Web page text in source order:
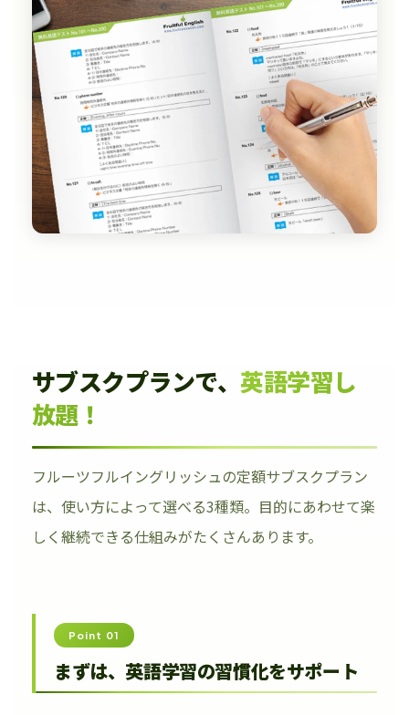
サブスクプランで、 英語学習し
放題！
フルーツフルイングリッシュの定額サブスクプラン
は、使い方によって選べる3種類。目的にあわせて楽
しく継続できる仕組みがたくさんあります。
Point 01
まずは、英語学習の習慣化をサポート